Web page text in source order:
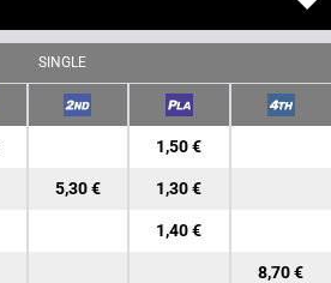
SINGLE
1,50 €
5,30 € 1,30 €
1,40 €
8,70 €